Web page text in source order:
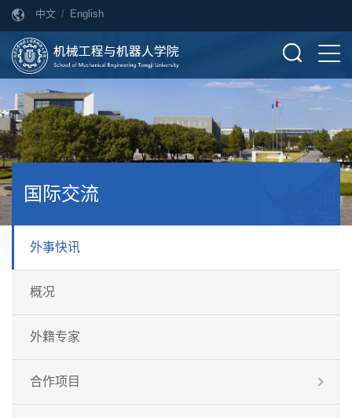
中文 / English
国际交流
外事快讯
概况
外籍专家
合作项目